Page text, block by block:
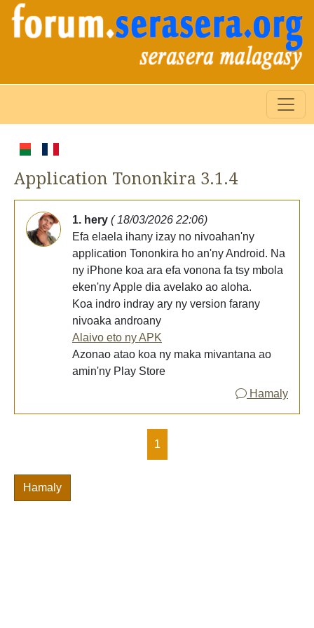
Application Tononkira 3.1.4
1. hery ( 18/03/2026 22:06)
Efa elaela ihany izay no nivoahan'ny
application Tononkira ho an'ny Android. Na
ny iPhone koa ara efa vonona fa tsy mbola
eken'ny Apple dia avelako ao aloha.
Koa indro indray ary ny version farany
nivoaka androany
Alaivo eto ny APK
Azonao atao koa ny maka mivantana ao
amin'ny Play Store
Hamaly
1
Hamaly